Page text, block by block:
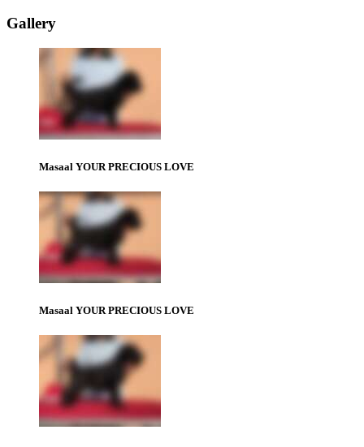
Gallery
Masaal YOUR PRECIOUS LOVE
Masaal YOUR PRECIOUS LOVE